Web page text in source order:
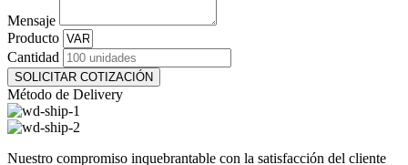
Mensaje
Producto
Cantidad
SOLICITAR COTIZACIÓN
Método de Delivery
Nuestro compromiso inquebrantable con la satisfacción del cliente